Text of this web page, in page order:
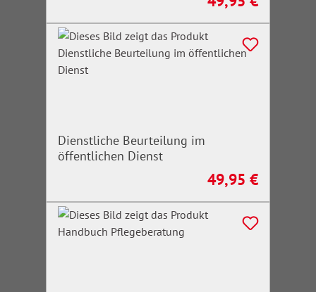
Dienstliche Beurteilung im
öffentlichen Dienst
Regulärer Preis:
49,95 €